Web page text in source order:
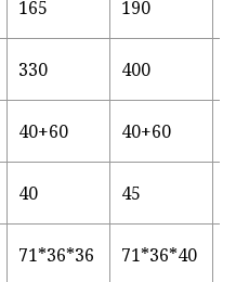
165 190
330 400
40+60 40+60
40 45
71*36*36 71*36*40